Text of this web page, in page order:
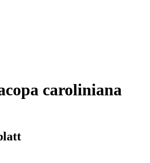
caroliniana